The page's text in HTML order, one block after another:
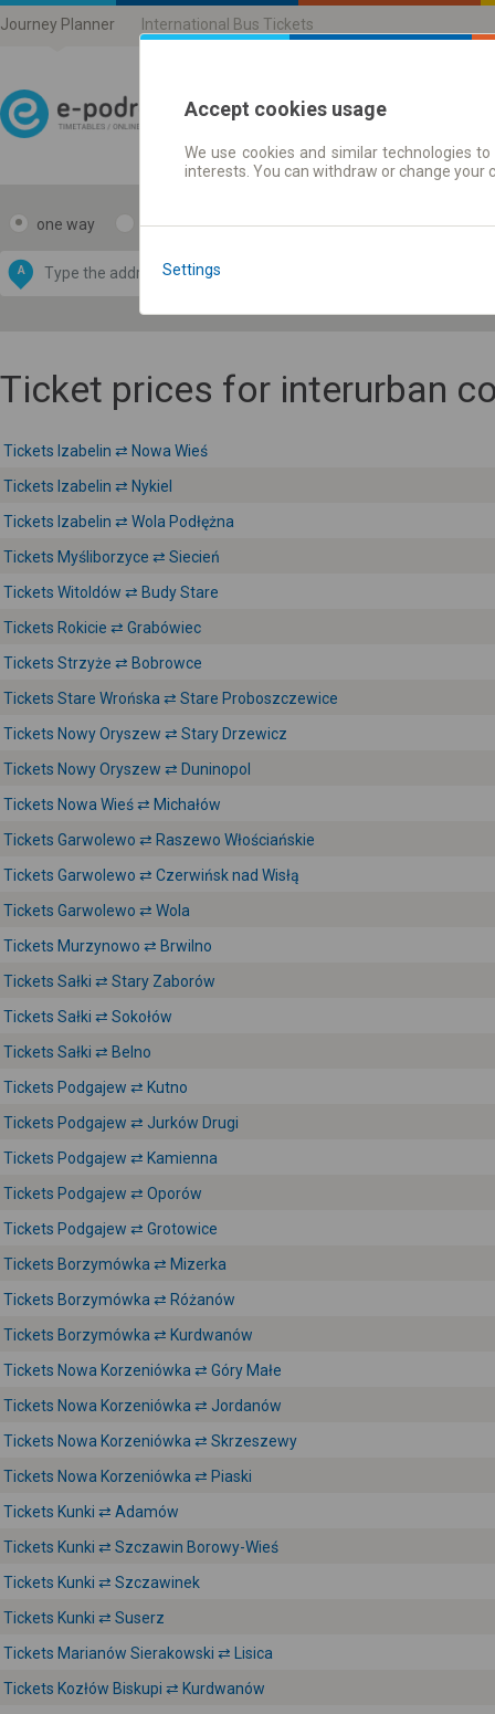
Journey Planner International Bus Tickets
Journey planner |
one way return
A
by
OpenStreetMap
Ticket prices for interurban
Tickets Izabelin ⇄ Nowa Wieś
Tickets Izabelin ⇄ Nykiel
Tickets Izabelin ⇄ Wola Podłężna
Tickets Myśliborzyce ⇄ Siecień
Tickets Witoldów ⇄ Budy Stare
Tickets Rokicie ⇄ Grabówiec
Tickets Strzyże ⇄ Bobrowce
Tickets Stare Wrońska ⇄ Stare Proboszczewice
Tickets Nowy Oryszew ⇄ Stary Drzewicz
Tickets Nowy Oryszew ⇄ Duninopol
Tickets Nowa Wieś ⇄ Michałów
Tickets Garwolewo ⇄ Raszewo Włościańskie
Tickets Garwolewo ⇄ Czerwińsk nad Wisłą
Tickets Garwolewo ⇄ Wola
Tickets Murzynowo ⇄ Brwilno
Tickets Sałki ⇄ Stary Zaborów
Tickets Sałki ⇄ Sokołów
Tickets Sałki ⇄ Belno
Tickets Podgajew ⇄ Kutno
Tickets Podgajew ⇄ Jurków Drugi
Tickets Podgajew ⇄ Kamienna
Tickets Podgajew ⇄ Oporów
Tickets Podgajew ⇄ Grotowice
Tickets Borzymówka ⇄ Mizerka
Tickets Borzymówka ⇄ Różanów
Tickets Borzymówka ⇄ Kurdwanów
Tickets Nowa Korzeniówka ⇄ Góry Małe
Tickets Nowa Korzeniówka ⇄ Jordanów
Tickets Nowa Korzeniówka ⇄ Skrzeszewy
Tickets Nowa Korzeniówka ⇄ Piaski
Tickets Kunki ⇄ Adamów
Tickets Kunki ⇄ Szczawin Borowy-Wieś
Tickets Kunki ⇄ Szczawinek
Tickets Kunki ⇄ Suserz
Tickets Marianów Sierakowski ⇄ Lisica
Tickets Kozłów Biskupi ⇄ Kurdwanów
Accept cookies usage
We use cookies and similar technologies
interests. You can withdraw or change
Settings